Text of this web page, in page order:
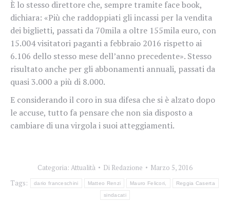
È lo stesso direttore che, sempre tramite face book,
dichiara: «Più che raddoppiati gli incassi per la vendita
dei biglietti, passati da 70mila a oltre 155mila euro, con
15.004 visitatori paganti a febbraio 2016 rispetto ai
6.106 dello stesso mese dell’anno precedente». Stesso
risultato anche per gli abbonamenti annuali, passati da
quasi 3.000 a più di 8.000.
E considerando il coro in sua difesa che si è alzato dopo
le accuse, tutto fa pensare che non sia disposto a
cambiare di una virgola i suoi atteggiamenti.
Categoria: Attualità Di Redazione
Marzo 5, 2016
Tags:
dario franceschini Matteo Renzi Mauro Felicori, Reggia Caserta
sindacati